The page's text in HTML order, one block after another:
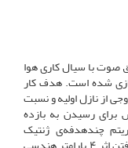
صوت با سیال کاری هوا
شده است. هدف کار
از نازل اولیه و نسبت
رسیدن به بازده
چندهدفه‌ی ژنتیک